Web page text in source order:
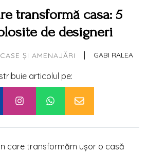
transformă casa: 5
de designeri
CASE ȘI AMENAJĂRI | GABI RALEA
articolul pe:
care transformăm ușor o casă